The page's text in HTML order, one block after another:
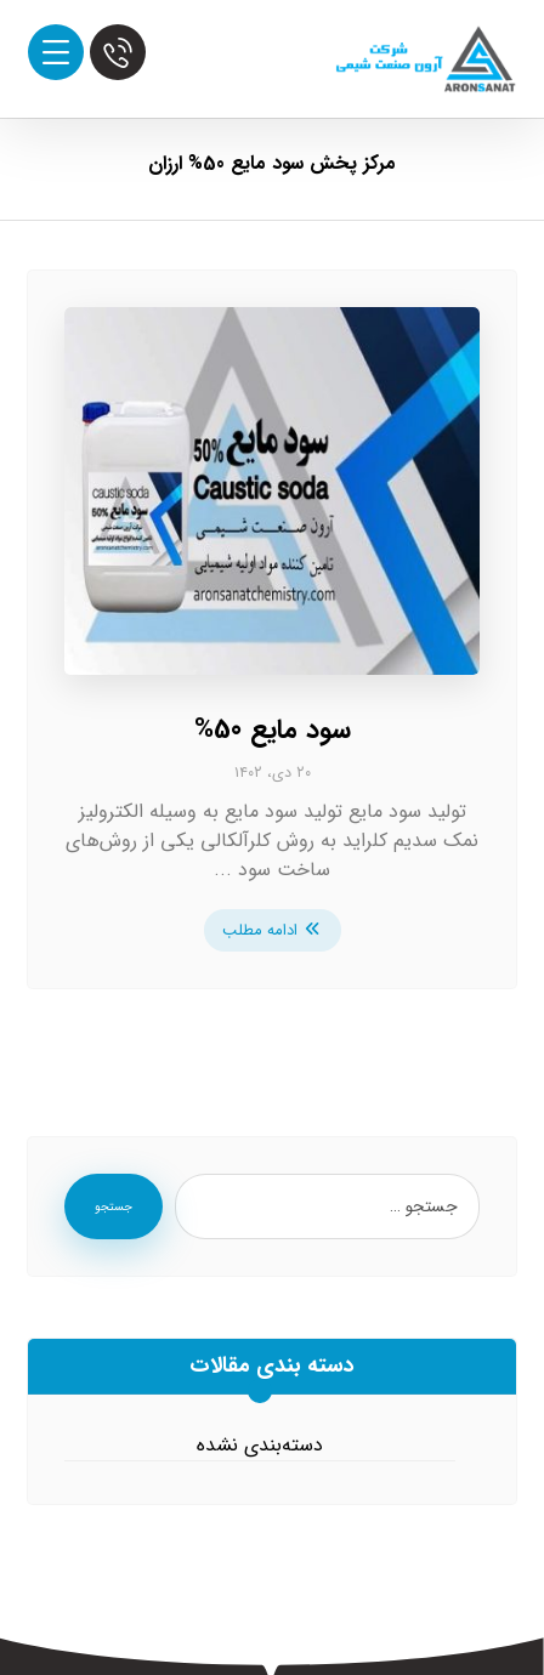
مرکز پخش سود مایع 50% ارزان
سود مایع 50%
۲۰ دی، ۱۴۰۲
تولید سود مایع تولید سود مایع به وسیله الکترولیز
نمک سدیم کلراید به روش کلرآلکالی یکی از روش‌های
ساخت سود ...
ادامه مطلب
جستجو
دسته بندی مقالات
دسته‌بندی نشده